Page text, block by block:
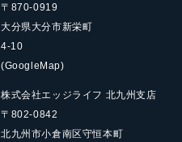
〒870-0919
大分県大分市新栄町
4-10
(GoogleMap)
株式会社エッジライフ 北九州支店
〒802-0842
北九州市小倉南区守恒本町